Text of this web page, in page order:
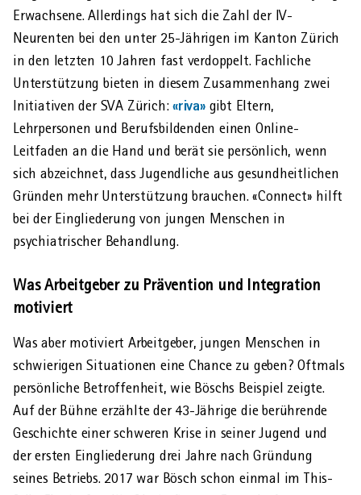
Erwachsene. Allerdings hat sich die Zahl der IV-
Neurenten bei den unter 25-Jährigen im Kanton Zürich
in den letzten 10 Jahren fast verdoppelt. Fachliche
Unter­stützung bieten in diesem Zusammenhang zwei
Initiativen der SVA Zürich:«riva»gibt Eltern,
Lehrpersonen und Berufsbildenden einen Online-
Leitfaden an die Hand und berät sie persönlich, wenn
sich abzeichnet, dass Jugendliche aus gesund­heitlichen
Gründen mehr Unterstützung brauchen. «Connect» hilft
bei der Eingliederung von jungen Menschen in
psychiatrischer Behandlung.
Was Arbeitgeber zu Prävention und Integration
motiviert
Was aber motiviert Arbeitgeber, jungen Menschen in
schwierigen Situationen eine Chance zu geben? Oftmals
persönliche Betroffen­heit, wie Böschs Beispiel zeigte.
Auf der Bühne erzählte der 43-Jährige die berührende
Geschichte einer schweren Krise in seiner Jugend und
der ersten Eingliederung drei Jahre nach Gründung
seines Betriebs. 2017 war Bösch schon einmal im This-